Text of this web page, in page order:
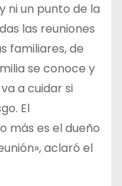
ni un punto de la
las reuniones
familiares, de
se conoce y
a cuidar si
El
más es el dueño
aclaró el